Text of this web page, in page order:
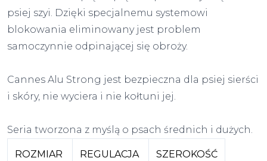
psiej szyi. Dzięki specjalnemu systemowi
blokowania eliminowany jest problem
samoczynnie odpinającej się obroży.
Cannes Alu Strong jest bezpieczna dla psiej sierści
i skóry, nie wyciera i nie kołtuni jej.
Seria tworzona z myślą o psach średnich i dużych.
ROZMIAR REGULACJA SZEROKOŚĆ